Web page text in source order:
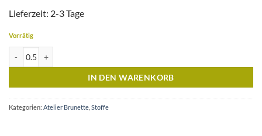
Lieferzeit: 2-3 Tage
Vorrätig
IN DEN WARENKORB
Kategorien: Atelier Brunette Stoffe